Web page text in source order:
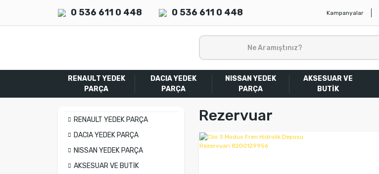
0 536 611 0 448 0 536 611 0 448 Kampanyalar
RENAULT YEDEK
PARÇA
DACIA YEDEK
PARÇA
NISSAN YEDEK
PARÇA
AKSESUAR VE
BUTİK
RENAULT YEDEK PARÇA
DACIA YEDEK PARÇA
NISSAN YEDEK PARÇA
AKSESUAR VE BUTİK
Rezervuar